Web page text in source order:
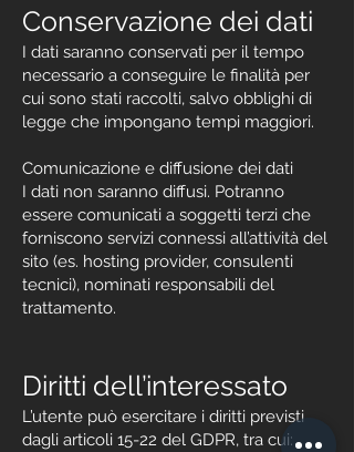
Conservazione dei dati
I dati saranno conservati per il tempo
necessario a conseguire le finalità per
cui sono stati raccolti, salvo obblighi di
legge che impongano tempi maggiori.
Comunicazione e diffusione dei dati
I dati non saranno diffusi. Potranno
essere comunicati a soggetti terzi che
forniscono servizi connessi all’attività del
sito (es. hosting provider, consulenti
tecnici), nominati responsabili del
trattamento.
Diritti dell’interessato
L’utente può esercitare i diritti previsti
dagli articoli 15-22 del GDPR, tra cui: